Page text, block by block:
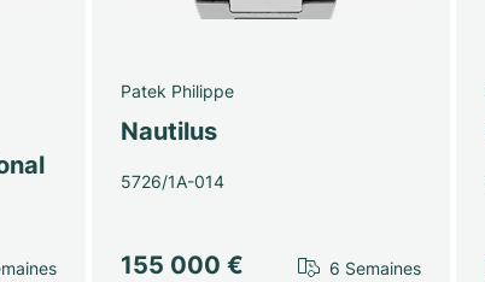
Patek Philippe
Nautilus
5726/1A-014
155 000 € 6 Semaines